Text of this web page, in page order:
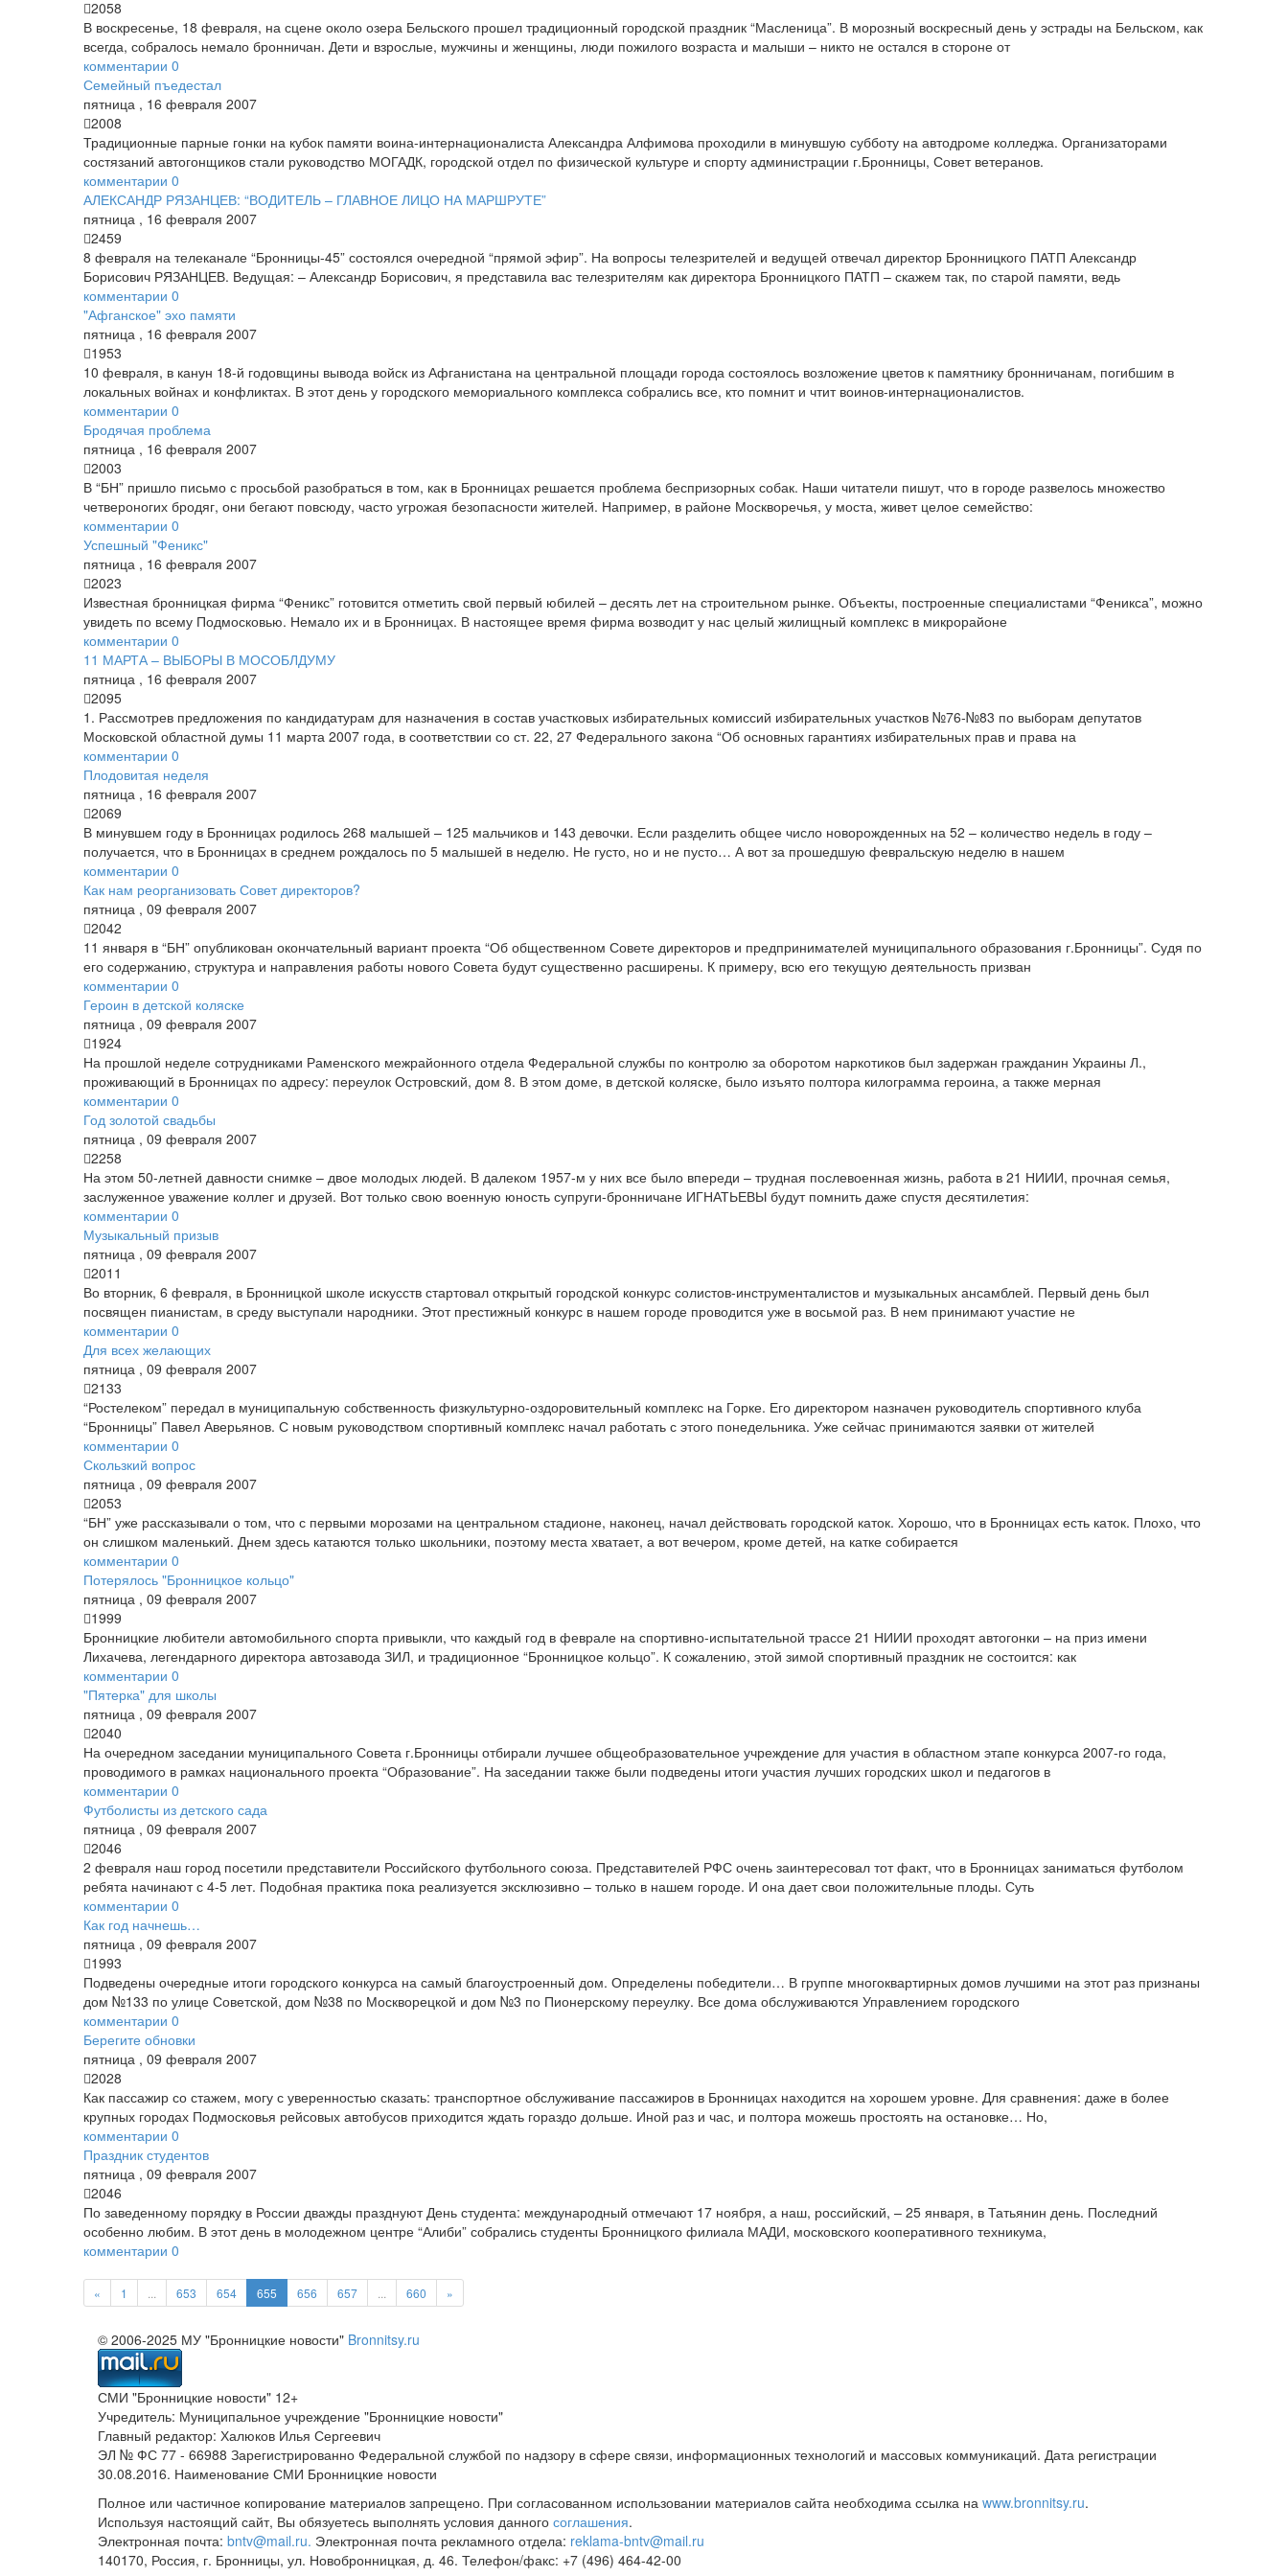
2058
В воскресенье, 18 февраля, на сцене около озера Бельского прошел традиционный городской праздник “Масленица”. В морозный воскресный день у эстрады на Бельском, как
всегда, собралось немало бронничан. Дети и взрослые, мужчины и женщины, люди пожилого возраста и малыши – никто не остался в стороне от
комментарии 0
Семейный пъедестал
пятница , 16 февраля 2007
2008
Традиционные парные гонки на кубок памяти воина-интернационалиста Александра Алфимова проходили в минувшую субботу на автодроме колледжа. Организаторами
состязаний автогонщиков стали руководство МОГАДК, городской отдел по физической культуре и спорту администрации г.Бронницы, Совет ветеранов.
комментарии 0
АЛЕКСАНДР РЯЗАНЦЕВ: “ВОДИТЕЛЬ – ГЛАВНОЕ ЛИЦО НА МАРШРУТЕ”
пятница , 16 февраля 2007
2459
8 февраля на телеканале “Бронницы-45” состоялся очередной “прямой эфир”. На вопросы телезрителей и ведущей отвечал директор Бронницкого ПАТП Александр
Борисович РЯЗАНЦЕВ. Ведущая: – Александр Борисович, я представила вас телезрителям как директора Бронницкого ПАТП – скажем так, по старой памяти, ведь
комментарии 0
"Афганское" эхо памяти
пятница , 16 февраля 2007
1953
10 февраля, в канун 18-й годовщины вывода войск из Афганистана на центральной площади города состоялось возложение цветов к памятнику бронничанам, погибшим в
локальных войнах и конфликтах. В этот день у городского мемориального комплекса собрались все, кто помнит и чтит воинов-интернационалистов.
комментарии 0
Бродячая проблема
пятница , 16 февраля 2007
2003
В “БН” пришло письмо с просьбой разобраться в том, как в Бронницах решается проблема беспризорных собак. Наши читатели пишут, что в городе развелось множество
четвероногих бродяг, они бегают повсюду, часто угрожая безопасности жителей. Например, в районе Москворечья, у моста, живет целое семейство:
комментарии 0
Успешный "Феникс"
пятница , 16 февраля 2007
2023
Известная бронницкая фирма “Феникс” готовится отметить свой первый юбилей – десять лет на строительном рынке. Объекты, построенные специалистами “Феникса”, можно
увидеть по всему Подмосковью. Немало их и в Бронницах. В настоящее время фирма возводит у нас целый жилищный комплекс в микрорайоне
комментарии 0
11 МАРТА – ВЫБОРЫ В МОСОБЛДУМУ
пятница , 16 февраля 2007
2095
1. Рассмотрев предложения по кандидатурам для назначения в состав участковых избирательных комиссий избирательных участков №76-№83 по выборам депутатов
Московской областной думы 11 марта 2007 года, в соответствии со ст. 22, 27 Федерального закона “Об основных гарантиях избирательных прав и права на
комментарии 0
Плодовитая неделя
пятница , 16 февраля 2007
2069
В минувшем году в Бронницах родилось 268 малышей – 125 мальчиков и 143 девочки. Если разделить общее число новорожденных на 52 – количество недель в году –
получается, что в Бронницах в среднем рождалось по 5 малышей в неделю. Не густо, но и не пусто… А вот за прошедшую февральскую неделю в нашем
комментарии 0
Как нам реорганизовать Совет директоров?
пятница , 09 февраля 2007
2042
11 января в “БН” опубликован окончательный вариант проекта “Об общественном Совете директоров и предпринимателей муниципального образования г.Бронницы”. Судя по
его содержанию, структура и направления работы нового Совета будут существенно расширены. К примеру, всю его текущую деятельность призван
комментарии 0
Героин в детской коляске
пятница , 09 февраля 2007
1924
На прошлой неделе сотрудниками Раменского межрайонного отдела Федеральной службы по контролю за оборотом наркотиков был задержан гражданин Украины Л.,
проживающий в Бронницах по адресу: переулок Островский, дом 8. В этом доме, в детской коляске, было изъято полтора килограмма героина, а также мерная
комментарии 0
Год золотой свадьбы
пятница , 09 февраля 2007
2258
На этом 50-летней давности снимке – двое молодых людей. В далеком 1957-м у них все было впереди – трудная послевоенная жизнь, работа в 21 НИИИ, прочная семья,
заслуженное уважение коллег и друзей. Вот только свою военную юность супруги-бронничане ИГНАТЬЕВЫ будут помнить даже спустя десятилетия:
комментарии 0
Музыкальный призыв
пятница , 09 февраля 2007
2011
Во вторник, 6 февраля, в Бронницкой школе искусств стартовал открытый городской конкурс солистов-инструменталистов и музыкальных ансамблей. Первый день был
посвящен пианистам, в среду выступали народники. Этот престижный конкурс в нашем городе проводится уже в восьмой раз. В нем принимают участие не
комментарии 0
Для всех желающих
пятница , 09 февраля 2007
2133
“Ростелеком” передал в муниципальную собственность физкультурно-оздоровительный комплекс на Горке. Его директором назначен руководитель спортивного клуба
“Бронницы” Павел Аверьянов. С новым руководством спортивный комплекс начал работать с этого понедельника. Уже сейчас принимаются заявки от жителей
комментарии 0
Скользкий вопрос
пятница , 09 февраля 2007
2053
“БН” уже рассказывали о том, что с первыми морозами на центральном стадионе, наконец, начал действовать городской каток. Хорошо, что в Бронницах есть каток. Плохо, что
он слишком маленький. Днем здесь катаются только школьники, поэтому места хватает, а вот вечером, кроме детей, на катке собирается
комментарии 0
Потерялось "Бронницкое кольцо"
пятница , 09 февраля 2007
1999
Бронницкие любители автомобильного спорта привыкли, что каждый год в феврале на спортивно-испытательной трассе 21 НИИИ проходят автогонки – на приз имени
Лихачева, легендарного директора автозавода ЗИЛ, и традиционное “Бронницкое кольцо”. К сожалению, этой зимой спортивный праздник не состоится: как
комментарии 0
"Пятерка" для школы
пятница , 09 февраля 2007
2040
На очередном заседании муниципального Совета г.Бронницы отбирали лучшее общеобразовательное учреждение для участия в областном этапе конкурса 2007-го года,
проводимого в рамках национального проекта “Образование”. На заседании также были подведены итоги участия лучших городских школ и педагогов в
комментарии 0
Футболисты из детского сада
пятница , 09 февраля 2007
2046
2 февраля наш город посетили представители Российского футбольного союза. Представителей РФС очень заинтересовал тот факт, что в Бронницах заниматься футболом
ребята начинают с 4-5 лет. Подобная практика пока реализуется эксклюзивно – только в нашем городе. И она дает свои положительные плоды. Суть
комментарии 0
Как год начнешь…
пятница , 09 февраля 2007
1993
Подведены очередные итоги городского конкурса на самый благоустроенный дом. Определены победители… В группе многоквартирных домов лучшими на этот раз признаны
дом №133 по улице Советской, дом №38 по Москворецкой и дом №3 по Пионерскому переулку. Все дома обслуживаются Управлением городского
комментарии 0
Берегите обновки
пятница , 09 февраля 2007
2028
Как пассажир со стажем, могу с уверенностью сказать: транспортное обслуживание пассажиров в Бронницах находится на хорошем уровне. Для сравнения: даже в более
крупных городах Подмосковья рейсовых автобусов приходится ждать гораздо дольше. Иной раз и час, и полтора можешь простоять на остановке… Но,
комментарии 0
Праздник студентов
пятница , 09 февраля 2007
2046
По заведенному порядку в России дважды празднуют День студента: международный отмечают 17 ноября, а наш, российский, – 25 января, в Татьянин день. Последний
особенно любим. В этот день в молодежном центре “Алиби” собрались студенты Бронницкого филиала МАДИ, московского кооперативного техникума,
комментарии 0
« 1 653 654 655 656 657 660 »
© 2006-2025 МУ "Бронницкие новости" Bronnitsy.ru
СМИ "Бронницкие новости" 12+
Учредитель: Муниципальное учреждение "Бронницкие новости"
Главный редактор: Халюков Илья Сергеевич
ЭЛ № ФС 77 - 66988 Зарегистрированно Федеральной службой по надзору в сфере связи, информационных технологий и массовых коммуникаций. Дата регистрации
30.08.2016. Наименование СМИ Бронницкие новости
Полное или частичное копирование материалов запрещено. При согласованном использовании материалов сайта необходима ссылка на www.bronnitsy.ru.
Используя настоящий сайт, Вы обязуетесь выполнять условия данного соглашения.
Электронная почта: bntv@mail.ru. Электронная почта рекламного отдела: reklama-bntv@mail.ru
140170, Россия, г. Бронницы, ул. Новобронницкая, д. 46. Телефон/факс: +7 (496) 464-42-00